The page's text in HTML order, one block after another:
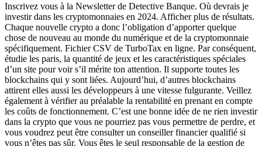
Inscrivez vous à la Newsletter de Detective Banque. Où devrais je
investir dans les cryptomonnaies en 2024. Afficher plus de résultats.
Chaque nouvelle crypto a donc l’obligation d’apporter quelque
chose de nouveau au monde du numérique et de la cryptomonnaie
spécifiquement. Fichier CSV de TurboTax en ligne. Par conséquent,
étudie les paris, la quantité de jeux et les caractéristiques spéciales
d’un site pour voir s’il mérite ton attention. Il supporte toutes les
blockchains qui y sont liées. Aujourd’hui, d’autres blockchains
attirent elles aussi les développeurs à une vitesse fulgurante. Veillez
également à vérifier au préalable la rentabilité en prenant en compte
les coûts de fonctionnement. C’est une bonne idée de ne rien investir
dans la crypto que vous ne pourriez pas vous permettre de perdre, et
vous voudrez peut être consulter un conseiller financier qualifié si
vous n’êtes pas sûr. Vous êtes le seul responsable de la gestion de